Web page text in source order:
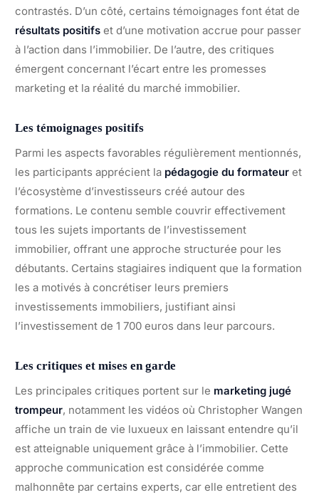
contrastés. D’un côté, certains témoignages font état de
résultats positifs et d’une motivation accrue pour passer
à l’action dans l’immobilier. De l’autre, des critiques
émergent concernant l’écart entre les promesses
marketing et la réalité du marché immobilier.
Les témoignages positifs
Parmi les aspects favorables régulièrement mentionnés,
les participants apprécient la pédagogie du formateur et
l’écosystème d’investisseurs créé autour des
formations. Le contenu semble couvrir effectivement
tous les sujets importants de l’investissement
immobilier, offrant une approche structurée pour les
débutants. Certains stagiaires indiquent que la formation
les a motivés à concrétiser leurs premiers
investissements immobiliers, justifiant ainsi
l’investissement de 1 700 euros dans leur parcours.
Les critiques et mises en garde
Les principales critiques portent sur le marketing jugé
trompeur, notamment les vidéos où Christopher Wangen
affiche un train de vie luxueux en laissant entendre qu’il
est atteignable uniquement grâce à l’immobilier. Cette
approche communication est considérée comme
malhonnête par certains experts, car elle entretient des